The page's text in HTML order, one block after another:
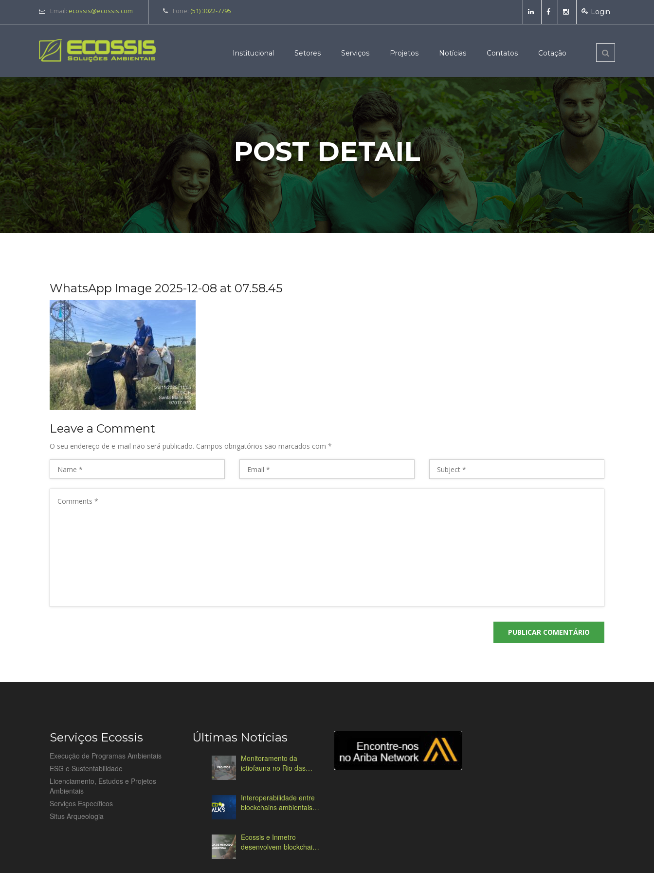
Email: ecossis@ecossis.com Fone: (51) 3022-7795 Login
Institucional Setores Serviços Projetos Notícias Contatos Cotação
POST DETAIL
WhatsApp Image 2025-12-08 at 07.58.45
Leave a Comment
O seu endereço de e-mail não será publicado. Campos obrigatórios são marcados com *
Serviços Ecossis
Execução de Programas Ambientais
ESG e Sustentabilidade
Licenciamento, Estudos e Projetos
Ambientais
Serviços Específicos
Situs Arqueologia
Últimas Notícias
Monitoramento da
ictiofauna no Rio das
Interoperabilidade entre
blockchains ambientais:
Ecossis e Inmetro
desenvolvem blockchain